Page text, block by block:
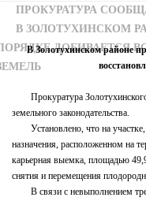
О поселке
Устав
Генеральный план
Новости и события
Новости и события
Прокуратура
ПРОКУРАТУРА
В ЗОЛОТУХИНСКОМ
ДОБИВАЕТСЯ
В Золотухинском районе
восстановления нарушенных
В Золотухинском районе
Прокуратура Золотухинского
земельного законодательства.
Установлено, что на участке,
назначения, расположенном на
карьерная выемка, площадью
снятия и перемещения
В связи с невыполнением